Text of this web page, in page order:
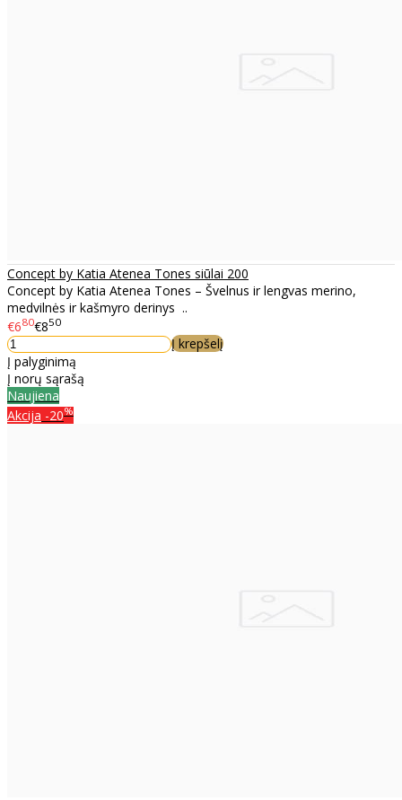
Concept by Katia Atenea Tones siūlai 200
Concept by Katia Atenea Tones – Švelnus ir lengvas merino,
medvilnės ir kašmyro derinys ..
€680€850
Į krepšelį
Į palyginimą
Į norų sąrašą
Naujiena
Akcija -20%